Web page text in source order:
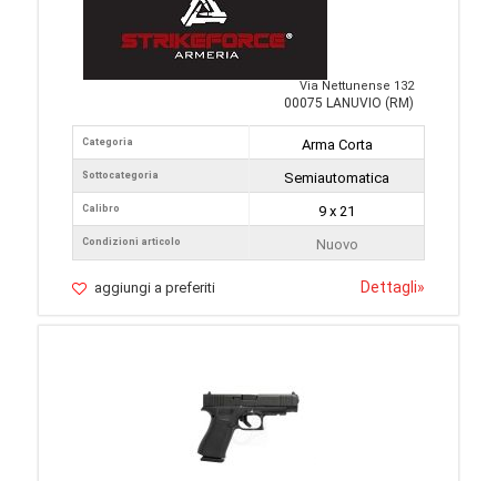
Via Nettunense 132
00075 LANUVIO (RM)
Categoria
Sottocategoria
Calibro
Condizioni articolo
Arma Corta
Semiautomatica
9 x 21
Nuovo
aggiungi a preferiti Dettagli»